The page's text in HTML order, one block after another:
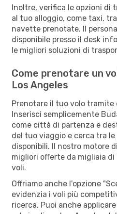
Inoltre, verifica le opzioni di
al tuo alloggio, come taxi,
navette prenotate. Il
disponibile presso il desk
le migliori soluzioni di
Come prenotare un
Los Angeles
Prenotare il tuo volo tramite
Inserisci semplicemente
come città di partenza e
del tuo viaggio e cerca tra le
disponibili. Il nostro motore
migliori offerte da migliaia
voli.
Offriamo anche l'opzione
evidenzia i voli più
ricerca. Puoi anche